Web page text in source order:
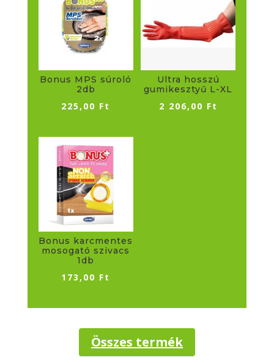
Bonus MPS súroló
2db
225,00 Ft
Ultra hosszú
gumikesztyű L-XL
2 206,00 Ft
Bonus karcmentes
mosogató szivacs
1db
173,00 Ft
Összes termék